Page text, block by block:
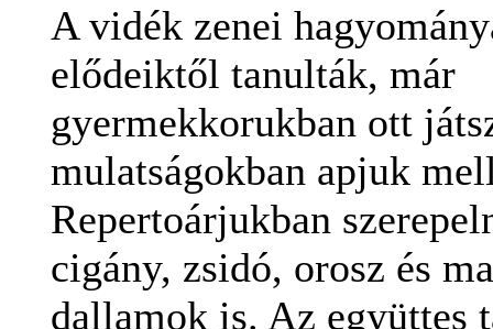
A vidék zenei
elődeiktől tanulták, már
gyermekkorukban ott
mulatságokban apjuk
Repertoárjukban
cigány, zsidó, orosz és
dallamok is. Az együttes